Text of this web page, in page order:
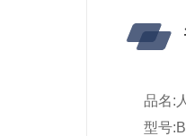
品名:
型号